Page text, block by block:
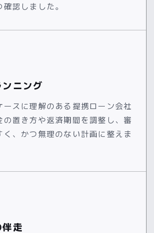
認しました。
ニング
ースに理解のある提携ローン会社
の置き方や返済期間を調整し、審
く、かつ無理のない計画に整えま
走